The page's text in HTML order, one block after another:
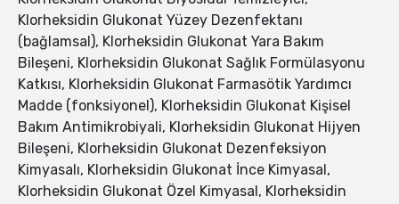
Klorheksidin Glukonat Yüzey Dezenfektanı
(bağlamsal), Klorheksidin Glukonat Yara Bakım
Bileşeni, Klorheksidin Glukonat Sağlık Formülasyonu
Katkısı, Klorheksidin Glukonat Farmasötik Yardımcı
Madde (fonksiyonel), Klorheksidin Glukonat Kişisel
Bakım Antimikrobiyali, Klorheksidin Glukonat Hijyen
Bileşeni, Klorheksidin Glukonat Dezenfeksiyon
Kimyasalı, Klorheksidin Glukonat İnce Kimyasal,
Klorheksidin Glukonat Özel Kimyasal, Klorheksidin